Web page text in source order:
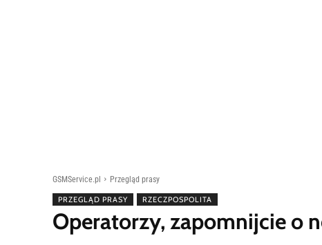
GSMService.pl Przegląd prasy
PRZEGLĄD PRASY RZECZPOSPOLITA
Operatorzy, zapomnijcie o